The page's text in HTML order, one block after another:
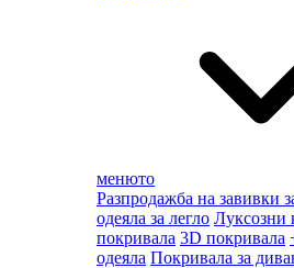
менюто
Разпродажба на завивки
одеяла за легло Луксозни
покривала 3D покривала
одеяла Покривала за